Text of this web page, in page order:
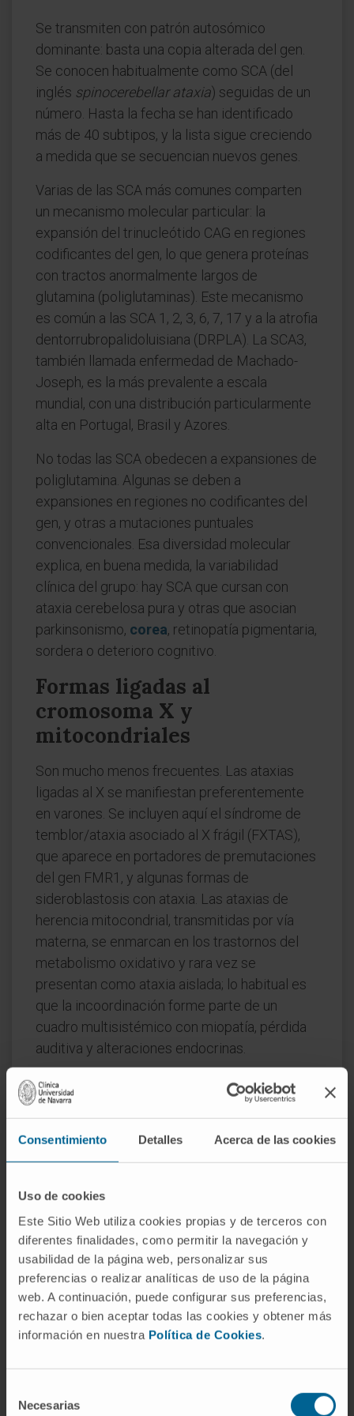
Consentimiento Detalles Acerca de las cookies
Uso de cookies
Este Sitio Web utiliza cookies propias y de terceros con
diferentes finalidades, como permitir la navegación y
usabilidad de la página web, personalizar sus
preferencias o realizar analíticas de uso de la página
web. A continuación, puede configurar sus preferencias,
rechazar o bien aceptar todas las cookies y obtener más
información en nuestra Política de Cookies.
Necesarias
Se transmiten con patrón autosómico
dominante: basta una copia alterada del gen.
Se conocen habitualmente como SCA (del
inglés spinocerebellar ataxia) seguidas de un
número. Hasta la fecha se han identificado
más de 40 subtipos, y la lista sigue creciendo
a medida que se secuencian nuevos genes.
Varias de las SCA más comunes comparten
un mecanismo molecular particular: la
expansión del trinucleótido CAG en regiones
codificantes del gen, lo que genera proteínas
con tractos anormalmente largos de
glutamina (poliglutaminas). Este mecanismo
es común a las SCA 1, 2, 3, 6, 7, 17 y a la atrofia
dentorrubropalidoluisiana (DRPLA). La SCA3,
también llamada enfermedad de Machado-
Joseph, es la más prevalente a escala
mundial, con una distribución particularmente
alta en Portugal, Brasil y Azores.
No todas las SCA obedecen a expansiones de
poliglutamina. Algunas se deben a
expansiones en regiones no codificantes del
gen, y otras a mutaciones puntuales
convencionales. Esa diversidad molecular
explica, en buena medida, la variabilidad
clínica del grupo: hay SCA que cursan con
ataxia cerebelosa pura y otras que asocian
parkinsonismo, corea, retinopatía pigmentaria,
sordera o deterioro cognitivo.
Formas ligadas al
cromosoma X y
mitocondriales
Son mucho menos frecuentes. Las ataxias
ligadas al X se manifiestan preferentemente
en varones. Se incluyen aquí el síndrome de
temblor/ataxia asociado al X frágil (FXTAS),
que aparece en portadores de premutaciones
del gen FMR1, y algunas formas de
sideroblastosis con ataxia. Las ataxias de
herencia mitocondrial, transmitidas por vía
materna, se enmarcan en los trastornos del
metabolismo oxidativo y rara vez se
presentan como ataxia aislada; lo habitual es
que la incoordinación forme parte de un
cuadro multisistémico con miopatía, pérdida
auditiva y alteraciones endocrinas.
Preguntas frecuentes
¿Qué diferencia la ataxia
hereditaria de la adquirida?
genética presente desde el nacimiento
programa la degeneración progresiva de
ciertas poblaciones neuronales. En la
adquirida, un agente externo (un tóxico, un
virus, un evento vascular, un déficit vitamínico)
daña un cerebelo que hasta ese momento
funcionaba bien. Las formas hereditarias
suelen progresar a lo largo de años; muchas